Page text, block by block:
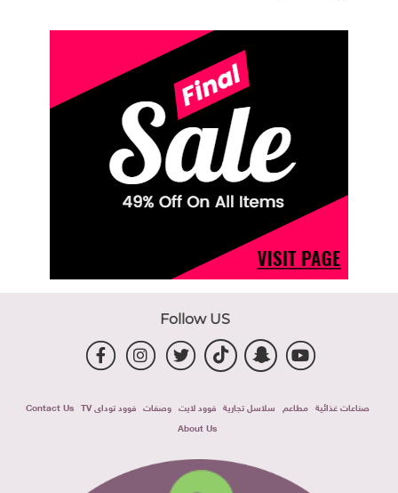
Follow US
صناعات غذائية مطاعم سلاسل تجارية فوود لايت وصفات فوود توداى TV
Contact Us
About Us